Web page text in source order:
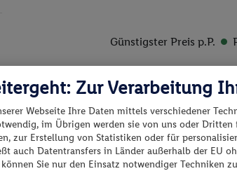
Günstigster Preis p.P.
los?
Zur Verarbeitung
Webseite Ihre Daten mittels verschiedener
im Übrigen werden sie von uns oder
zur Erstellung von Statistiken oder für
auch Datentransfers in Länder außerhalb der EU
Sie nur den Einsatz notwendiger Techniken